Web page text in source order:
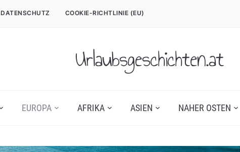
DATENSCHUTZ COOKIE-RICHTLINIE (EU)
Urlaubsgeschichten.at
EUROPA AFRIKA ASIEN NAHER OSTEN